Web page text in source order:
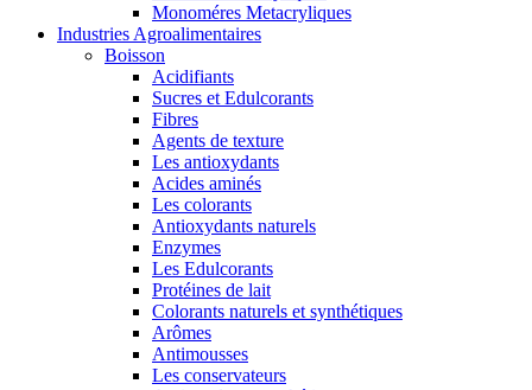
Monoméres Metacryliques
Industries Agroalimentaires
Boisson
Acidifiants
Sucres et Edulcorants
Fibres
Agents de texture
Les antioxydants
Acides aminés
Les colorants
Antioxydants naturels
Enzymes
Les Edulcorants
Protéines de lait
Colorants naturels et synthétiques
Arômes
Antimousses
Les conservateurs